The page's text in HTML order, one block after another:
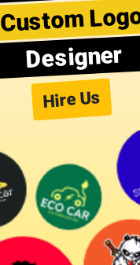
Custom
Designer
Hire Us